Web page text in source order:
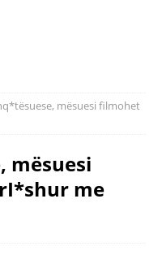
mësuesi filmohet
mësuesi
me